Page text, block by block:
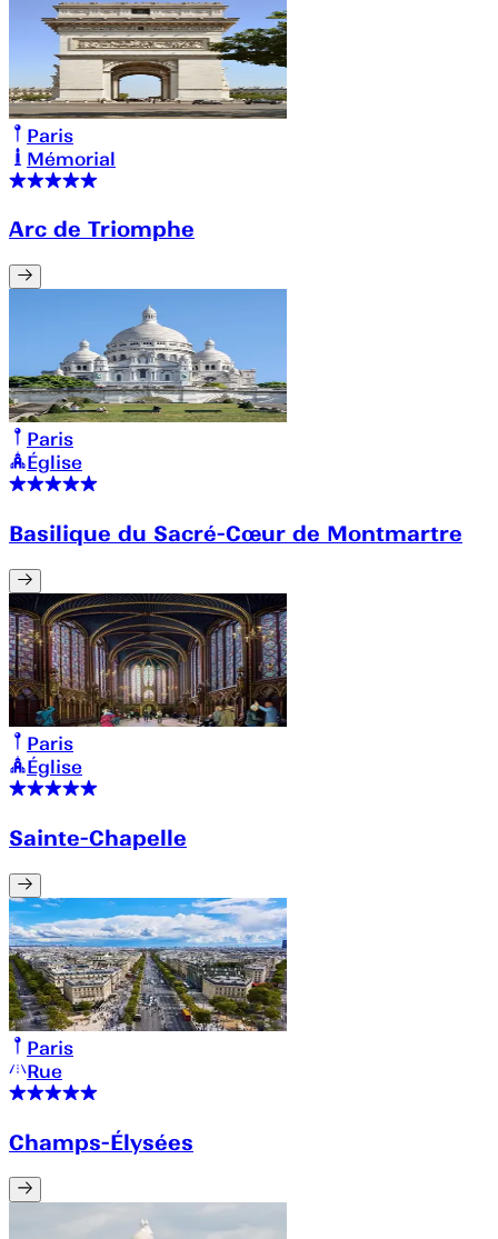
Paris
Mémorial
Arc de Triomphe
Paris
Église
Basilique du Sacré-Cœur de Montmartre
Paris
Église
Sainte-Chapelle
Paris
Rue
Champs-Élysées